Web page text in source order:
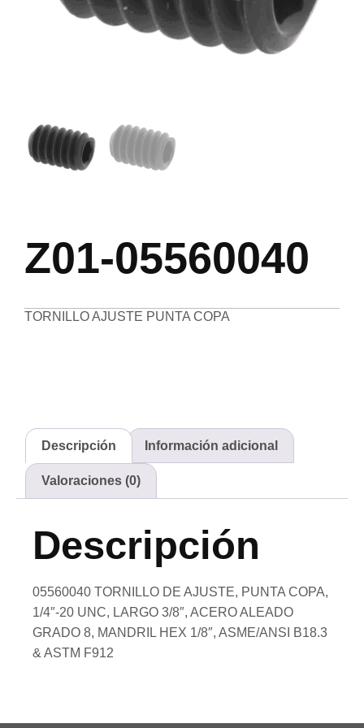
Z01-05560040
TORNILLO AJUSTE PUNTA COPA
Descripción Información adicional
Valoraciones (0)
Descripción
05560040 TORNILLO DE AJUSTE, PUNTA COPA,
1/4″-20 UNC, LARGO 3/8″, ACERO ALEADO
GRADO 8, MANDRIL HEX 1/8″, ASME/ANSI B18.3
& ASTM F912